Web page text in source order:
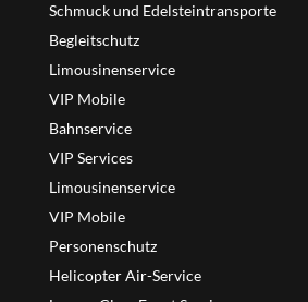
Schmuck und Edelsteintransporte
Begleitschutz
Limousinenservice
VIP Mobile
Bahnservice
VIP Services
Limousinenservice
VIP Mobile
Personenschutz
Helicopter Air-Service